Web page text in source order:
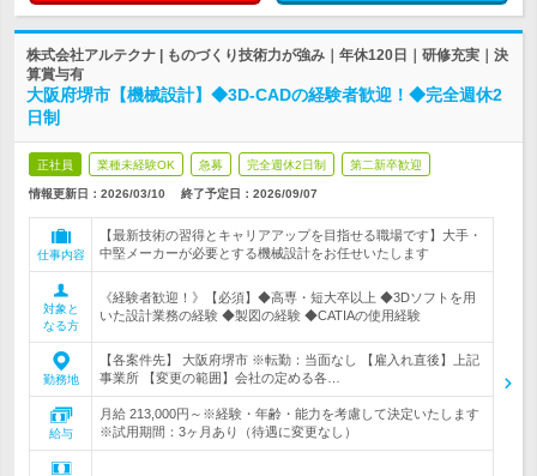
株式会社アルテクナ | ものづくり技術力が強み｜年休120日｜研修充実｜決
算賞与有
大阪府堺市【機械設計】◆3D-CADの経験者歓迎！◆完全週休2
日制
正社員 業種未経験OK 急募 完全週休2日制 第二新卒歓迎
情報更新日：2026/03/10 終了予定日： 2026/09/07
仕事内容
【最新技術の習得とキャリアアップを目指せる職場です】大手・
中堅メーカーが必要とする機械設計をお任せいたします
対象と
なる方
《経験者歓迎！》【必須】◆高専・短大卒以上 ◆3Dソフトを用
いた設計業務の経験 ◆製図の経験 ◆CATIAの使用経験
勤務地
【各案件先】 大阪府堺市 ※転勤：当面なし 【雇入れ直後】上記
事業所 【変更の範囲】会社の定める各…
給与
月給 213,000円～※経験・年齢・能力を考慮して決定いたします
※試用期間：3ヶ月あり（待遇に変更なし）